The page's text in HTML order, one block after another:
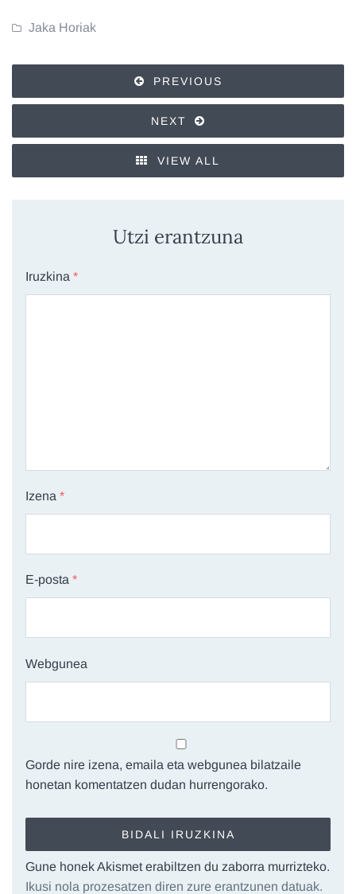
Jaka Horiak
PREVIOUS
NEXT
VIEW ALL
Utzi erantzuna
Iruzkina *
Izena *
E-posta *
Webgunea
Gorde nire izena, emaila eta webgunea bilatzaile
honetan komentatzen dudan hurrengorako.
Gune honek Akismet erabiltzen du zaborra murrizteko.
Ikusi nola prozesatzen diren zure erantzunen datuak.